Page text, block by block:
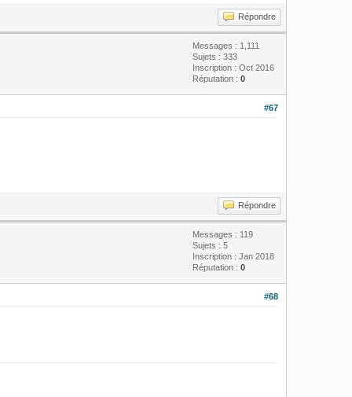
Répondre
Messages : 1,111
Sujets : 333
Inscription : Oct 2016
Réputation : 0
#67
Répondre
Messages : 119
Sujets : 5
Inscription : Jan 2018
Réputation : 0
#68